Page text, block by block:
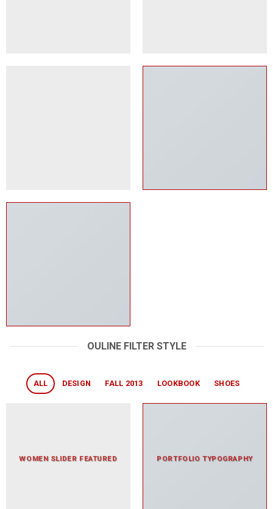
OULINE FILTER STYLE
ALL DESIGN FALL 2013 LOOKBOOK SHOES
WOMEN SLIDER FEATURED PORTFOLIO TYPOGRAPHY